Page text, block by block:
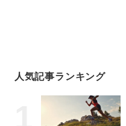
人気記事ランキング